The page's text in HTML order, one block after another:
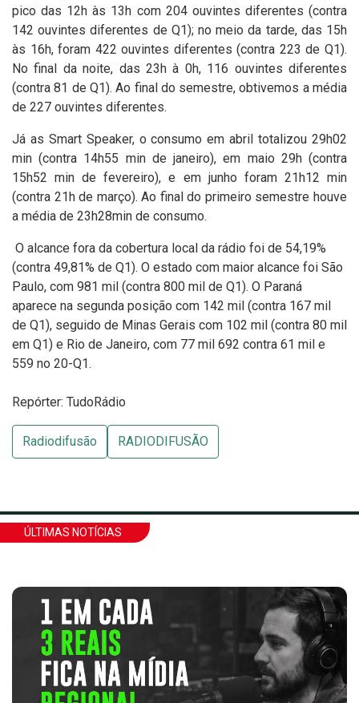
pico das 12h às 13h com 204 ouvintes diferentes (contra
142 ouvintes diferentes de Q1); no meio da tarde, das 15h
às 16h, foram 422 ouvintes diferentes (contra 223 de Q1).
No final da noite, das 23h à 0h, 116 ouvintes diferentes
(contra 81 de Q1). Ao final do semestre, obtivemos a média
de 227 ouvintes diferentes.
Já as Smart Speaker, o consumo em abril totalizou 29h02
min (contra 14h55 min de janeiro), em maio 29h (contra
15h52 min de fevereiro), e em junho foram 21h12 min
(contra 21h de março). Ao final do primeiro semestre houve
a média de 23h28min de consumo.
O alcance fora da cobertura local da rádio foi de 54,19%
(contra 49,81% de Q1). O estado com maior alcance foi São
Paulo, com 981 mil (contra 800 mil de Q1). O Paraná
aparece na segunda posição com 142 mil (contra 167 mil
de Q1), seguido de Minas Gerais com 102 mil (contra 80 mil
em Q1) e Rio de Janeiro, com 77 mil 692 contra 61 mil e
559 no 20-Q1.
Repórter: TudoRádio
Radiodifusão RADIODIFUSÃO
ÚLTIMAS NOTÍCIAS